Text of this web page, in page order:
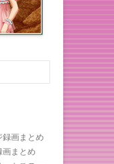
録画まとめ
画まとめ